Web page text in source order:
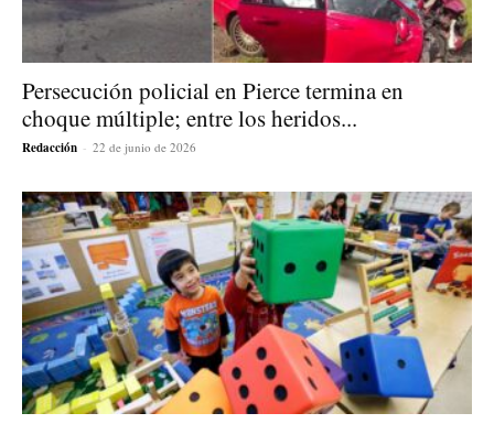
Persecución policial en Pierce termina en
choque múltiple; entre los heridos...
Redacción - 22 de junio de 2026